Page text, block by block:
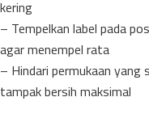
kering
– Tempelkan label pada
agar menempel rata
– Hindari permukaan yang
tampak bersih maksimal